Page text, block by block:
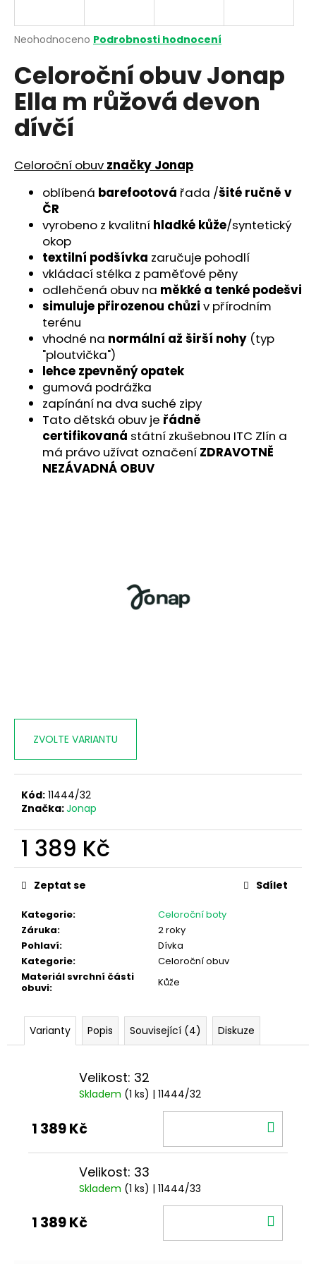
Průměrné
produktu
je
0,0
5
hvězdiček.
Neohodnoceno Podrobnosti hodnocení
Celoroční obuv Jonap
Ella m růžová devon
dívčí
Celoroční obuv značky Jonap
oblíbená barefootová řada /šité ručně v
ČR
vyrobeno z kvalitní hladké kůže/syntetický
okop
textilní podšívka zaručuje pohodlí
vkládací stélka z paměťové pěny
odlehčená obuv na měkké a tenké podešvi
simuluje přirozenou chůzi v přírodním
terénu
vhodné na normální až širší nohy (typ
"ploutvička")
lehce zpevněný opatek
gumová podrážka
zapínání na dva suché zipy
Tato dětská obuv je řádně
certifikovaná státní zkušebnou ITC Zlín a
má právo užívat označení ZDRAVOTNĚ
NEZÁVADNÁ OBUV
ZVOLTE VARIANTU
Kód: 11444/32
Značka:Jonap
1 389 Kč
Měrná
cena:
Kategorie:
Celoroční boty
Záruka:
2 roky
Pohlaví:
Dívka
Kategorie:
Celoroční obuv
Materiál svrchní části
obuvi: Kůže
Zeptat se Sdílet
Varianty Popis Související (4) Diskuze
Velikost: 32
Skladem (1 ks) | 11444/32
1 389 Kč
Velikost: 33
Skladem (1 ks) | 11444/33
1 389 Kč
j
t
?
HLEDAT